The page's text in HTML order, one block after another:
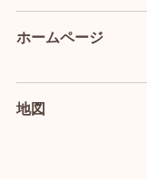
ホームページ
地図